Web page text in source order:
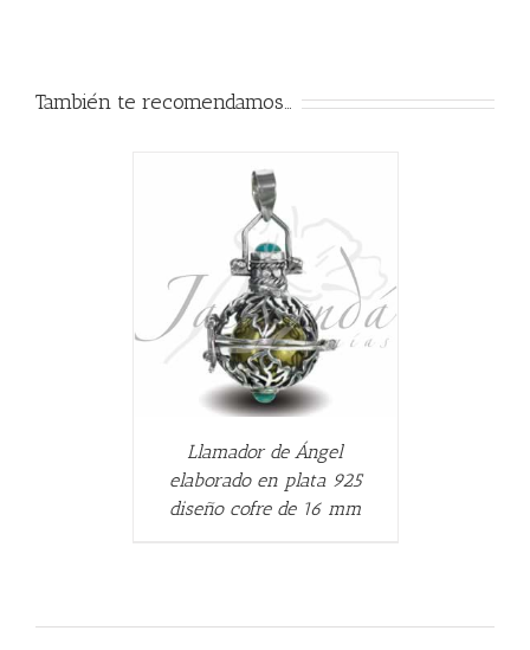
También te recomendamos…
Llamador de Ángel
elaborado en plata 925
diseño cofre de 16 mm